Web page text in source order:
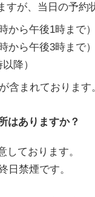
すが、当日の予
から午後1時まで
から午後3時まで
後3時以降）
含まれております
はありますか？
しております。
日禁煙です。